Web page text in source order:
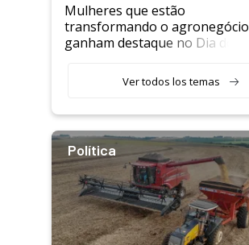
Mulheres que estão
transformando o agronegócio
ganham destaque no Dia do
Ver todos los temas
Política